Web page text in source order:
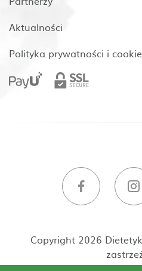
Aktualności
Polityka prywatności i
Copyright 2026